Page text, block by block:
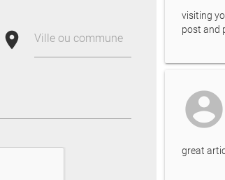
place Ville ou commune
visiting
post and
account_circle
great